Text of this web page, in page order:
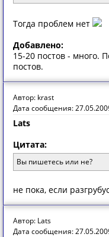
Тогда проблем нет
Добавлено:
15-20 постов - много.
постов.
Автор: krast
Дата сообщения:
Lats
Цитата:
Вы пишетесь или не?
не пока, если
Автор: Lats
Дата сообщения: